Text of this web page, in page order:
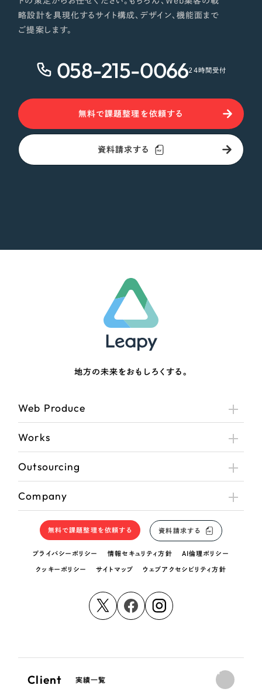
略設計を具現化するサイト構成、デザイン、機能面まで
ご提案します。
058-215-006624時間受付
無料で課題整理を依頼する
資料請求する
地方の未来をおもしろくする。
Web Produce
Works
Outsourcing
Company
無料で課題整理を依頼する 資料請求する
プライバシーポリシー 情報セキュリティ方針 AI倫理ポリシー
クッキーポリシー サイトマップ ウェブアクセシビリティ方針
Client 実績一覧